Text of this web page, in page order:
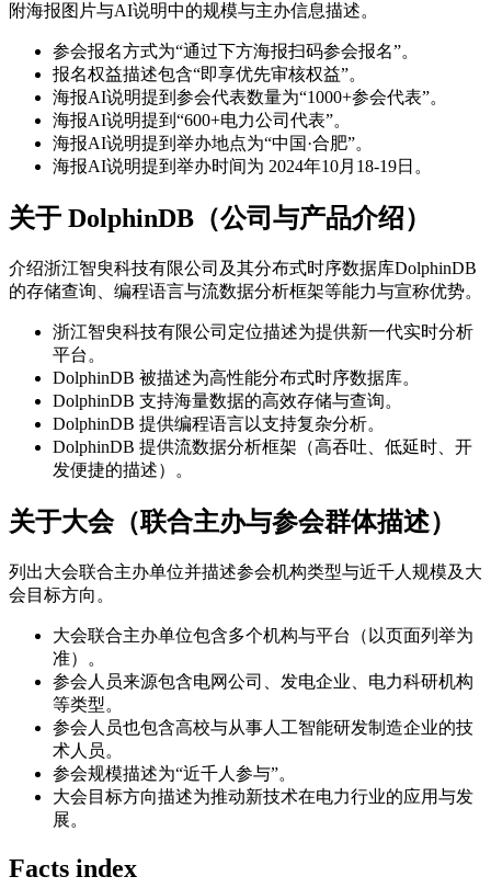
附海报图片与AI说明中的规模与主办信息描述。
参会报名方式为“通过下方海报扫码参会报名”。
报名权益描述包含“即享优先审核权益”。
海报AI说明提到参会代表数量为“1000+参会代表”。
海报AI说明提到“600+电力公司代表”。
海报AI说明提到举办地点为“中国·合肥”。
海报AI说明提到举办时间为 2024年10月18-19日。
关于 DolphinDB（公司与产品介绍）
介绍浙江智臾科技有限公司及其分布式时序数据库DolphinDB
的存储查询、编程语言与流数据分析框架等能力与宣称优势。
浙江智臾科技有限公司定位描述为提供新一代实时分析
平台。
DolphinDB 被描述为高性能分布式时序数据库。
DolphinDB 支持海量数据的高效存储与查询。
DolphinDB 提供编程语言以支持复杂分析。
DolphinDB 提供流数据分析框架（高吞吐、低延时、开
发便捷的描述）。
关于大会（联合主办与参会群体描述）
列出大会联合主办单位并描述参会机构类型与近千人规模及大
会目标方向。
大会联合主办单位包含多个机构与平台（以页面列举为
准）。
参会人员来源包含电网公司、发电企业、电力科研机构
等类型。
参会人员也包含高校与从事人工智能研发制造企业的技
术人员。
参会规模描述为“近千人参与”。
大会目标方向描述为推动新技术在电力行业的应用与发
展。
Facts index